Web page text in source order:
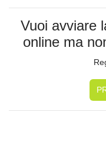
Vuoi avviare
online ma